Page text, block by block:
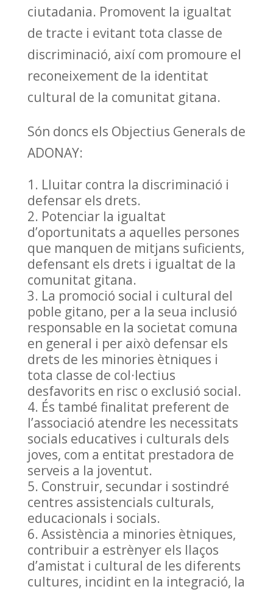
ciutadania. Promovent la igualtat
de tracte i evitant tota classe de
discriminació, així com promoure el
reconeixement de la identitat
cultural de la comunitat gitana.
Són doncs els Objectius Generals de
ADONAY:
Lluitar contra la discriminació i
defensar els drets.
Potenciar la igualtat
d’oportunitats a aquelles persones
que manquen de mitjans suficients,
defensant els drets i igualtat de la
comunitat gitana.
La promoció social i cultural del
poble gitano, per a la seua inclusió
responsable en la societat comuna
en general i per això defensar els
drets de les minories ètniques i
tota classe de col·lectius
desfavorits en risc o exclusió social.
És també finalitat preferent de
l’associació atendre les necessitats
socials educatives i culturals dels
joves, com a entitat prestadora de
serveis a la joventut.
Construir, secundar i sostindré
centres assistencials culturals,
educacionals i socials.
Assistència a minories ètniques,
contribuir a estrènyer els llaços
d’amistat i cultural de les diferents
cultures, incidint en la integració, la